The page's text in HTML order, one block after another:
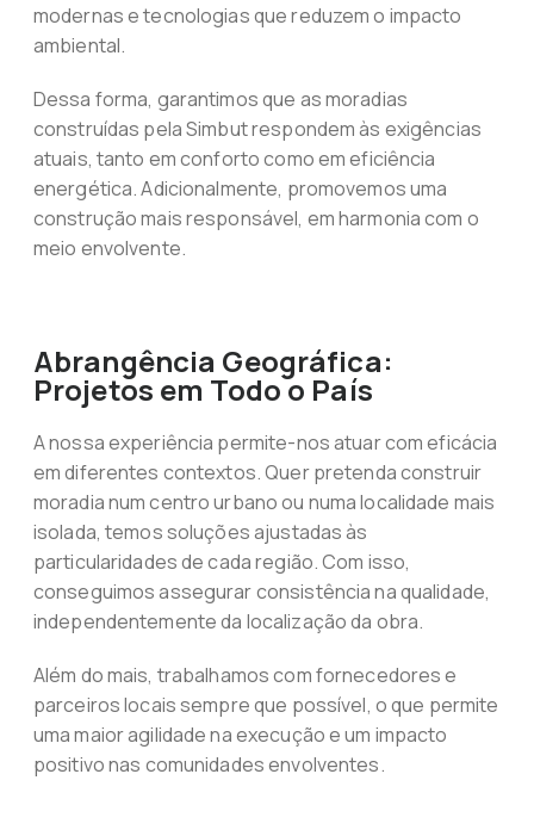
modernas e tecnologias que reduzem o impacto
ambiental.
Dessa forma, garantimos que as moradias
construídas pela Simbut respondem às exigências
atuais, tanto em conforto como em eficiência
energética. Adicionalmente, promovemos uma
construção mais responsável, em harmonia com o
meio envolvente.
Abrangência Geográfica:
Projetos em Todo o País
A nossa experiência permite-nos atuar com eficácia
em diferentes contextos. Quer pretenda construir
moradia num centro urbano ou numa localidade mais
isolada, temos soluções ajustadas às
particularidades de cada região. Com isso,
conseguimos assegurar consistência na qualidade,
independentemente da localização da obra.
Além do mais, trabalhamos com fornecedores e
parceiros locais sempre que possível, o que permite
uma maior agilidade na execução e um impacto
positivo nas comunidades envolventes.